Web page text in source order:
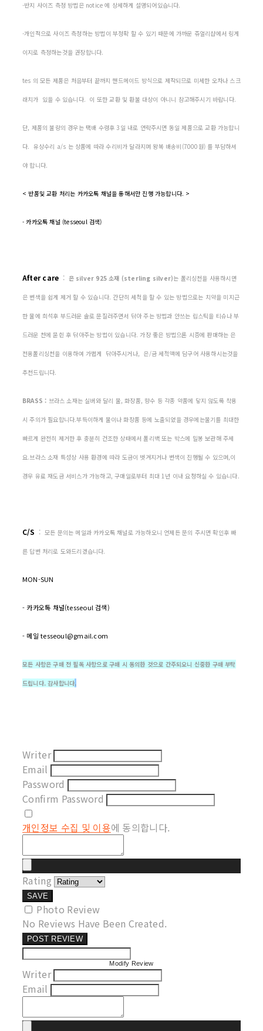
-반지 사이즈 측정 방법은 notice 에 상세하게 설명되어있습니다.
-개인적으로 사이즈 측정하는 방법이 부정확 할 수 있기 때문에 가까운 쥬얼리샵에서 링게
이지로 측정하는것을 권장합니다.
tes 의 모든 제품은 처음부터 끝까지 핸드메이드 방식으로 제작되므로 미세한 오차나 스크
래치가 있을 수 있습니다. 이 또한 교환 및 환불 대상이 아니니 참고해주시기 바랍니다.
단, 제품의 불량의 경우는 택배 수령후 3일 내로 연락주시면 동일 제품으로 교환 가능합니
다. 유상수리 a/s 는 상품에 따라 수리비가 달라지며 왕복 배송비(7000원) 를 부담하셔
야 합니다.
< 반품및 교환 처리는 카카오톡 채널을 통해서만 진행 가능합니다. >
- 카카오톡 채널 (tesseoul 검색)
After care : 은 silver 925 소재 (sterling silver)는 폴리싱천을 사용하시면
은 변색을 쉽게 제거 할 수 있습니다. 간단히 세척을 할 수 있는 방법으로는 치약을 미지근
한 물에 희석후 부드러운 솔로 문질러주면서 닦아 주는 방법과 안쓰는 립스틱을 티슈나 부
드러운 천에 묻힌 후 닦아주는 방법이 있습니다. 가장 좋은 방법으론 시증에 판매하는 은
전용폴리싱천을 이용하여 가볍게 닦아주시거나, 은/금 세척액에 담구어 사용하시는것을
추천드립니다.
BRASS : 브라스 소재는 실버와 달리 물, 화장품, 향수 등 각종 약품에 닿지 않도록 착용
시 주의가 필요합니다.부득이하게 물이나 화장품 등에 노출되었을 경우에는물기를 최대한
빠르게 완전히 제거한 후 충분히 건조한 상태에서 폴리백 또는 박스에 밀봉 보관해 주세
요.브라스 소재 특성상 사용 환경에 따라 도금이 벗겨지거나 변색이 진행될 수 있으며,이
경우 유료 재도금 서비스가 가능하고, 구매일로부터 최대 1년 이내 요청하실 수 있습니다.
C/S : 모든 문의는 메일과 카카오톡 채널로 가능하오니 언제든 문의 주시면 확인후 빠
른 답변 처리로 도와드리겠습니다.
MON-SUN
- 카카오톡 채널(tesseoul 검색)
- 메일 tesseoul@gmail.com
모든 사항은 구매 전 필독 사항으로 구매 시 동의한 것으로 간주되오니 신중한 구매 부탁
드립니다. 감사합니다.
Writer
Email
Password
Confirm Password
개인정보 수집 및 이용에 동의합니다.
Rating
SAVE
Photo Review
No Reviews Have Been Created.
POST REVIEW
Modify Review
Writer
Email